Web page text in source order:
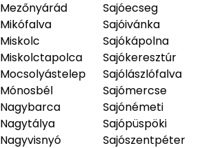
Mezőnyárád
Mikófalva
Miskolc
Miskolctapolca
Mocsolyástelep
Mónosbél
Nagybarca
Nagytálya
Nagyvisnyó
Sajóecseg
Sajóivánka
Sajókápolna
Sajókeresztúr
Sajólászlófalva
Sajómercse
Sajónémeti
Sajópüspöki
Sajószentpéter